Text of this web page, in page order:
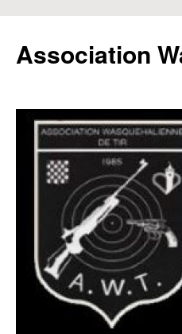
contenu
Association